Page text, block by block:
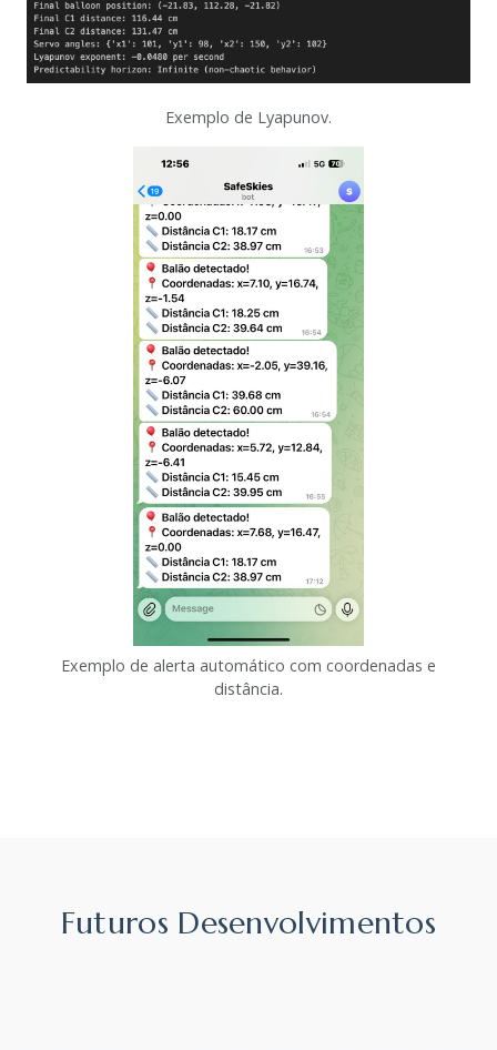
Exemplo de Lyapunov.
Exemplo de alerta automático com coordenadas e
distância.
Futuros Desenvolvimentos